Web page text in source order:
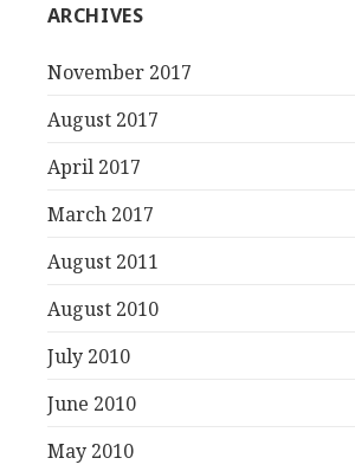
ARCHIVES
November 2017
August 2017
April 2017
March 2017
August 2011
August 2010
July 2010
June 2010
May 2010